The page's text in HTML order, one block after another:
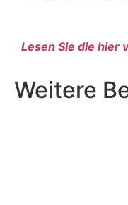
Lesen Sie die hier
Weitere